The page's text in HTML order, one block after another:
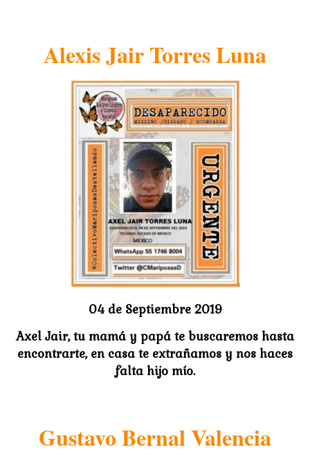
Alexis Jair Torres Luna
04 de Septiembre 2019
Axel Jair, tu mamá y papá te buscaremos hasta
encontrarte, en casa te extrañamos y nos haces
falta hijo mío.
Gustavo Bernal Valencia